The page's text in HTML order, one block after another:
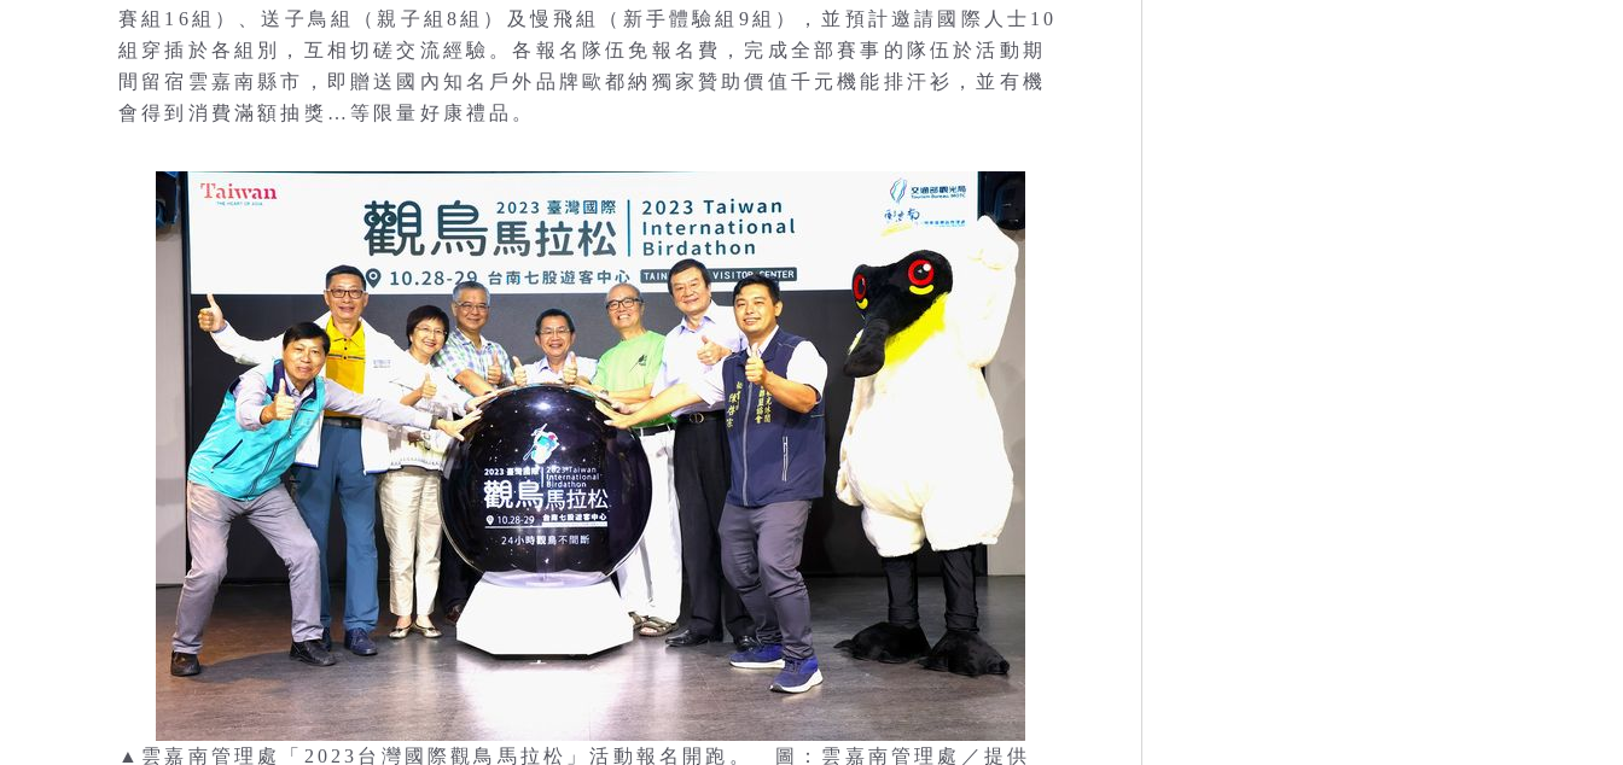
賽組16組）、送子鳥組（親子組8組）及慢飛組（新手體驗組9組），並預計邀請國際人士10
組穿插於各組別，互相切磋交流經驗。各報名隊伍免報名費，完成全部賽事的隊伍於活動期
間留宿雲嘉南縣市，即贈送國內知名戶外品牌歐都納獨家贊助價值千元機能排汗衫，並有機
會得到消費滿額抽獎…等限量好康禮品。
▲雲嘉南管理處「2023台灣國際觀鳥馬拉松」活動報名開跑。 圖：雲嘉南管理處／提供